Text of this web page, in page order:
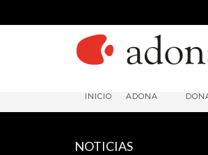
INICIO ADONA
NOTICIAS